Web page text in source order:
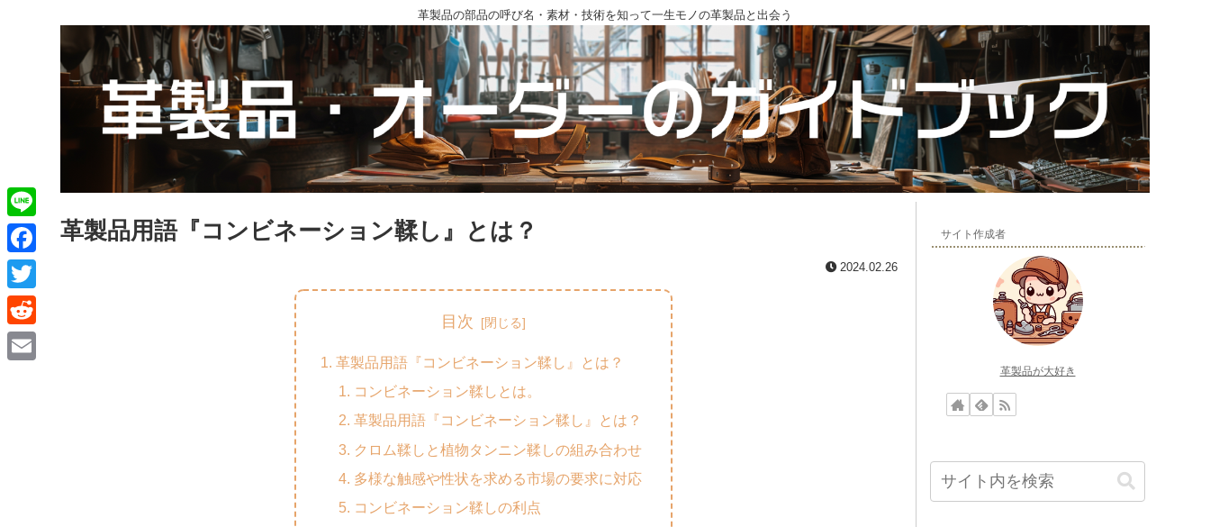
革製品の部品の呼び名・素材・技術を知って一生モノの革製品と出会う
革製品用語『コンビネーション鞣し』とは？
2024.02.26
目次
革製品用語『コンビネーション鞣し』とは？
コンビネーション鞣しとは。
革製品用語『コンビネーション鞣し』とは？
クロム鞣しと植物タンニン鞣しの組み合わせ
多様な触感や性状を求める市場の要求に対応
コンビネーション鞣しの利点
サイト作成者
革製品が大好き
L
i
n
e
F
a
c
e
T
w
i
R